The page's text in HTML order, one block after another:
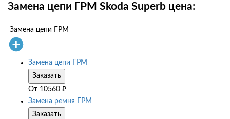
Замена цепи ГРМ Skoda Superb цена:
Замена цепи ГРМ
Замена цепи ГРМ
Заказать
От 10560 ₽
Замена ремня ГРМ
Заказать